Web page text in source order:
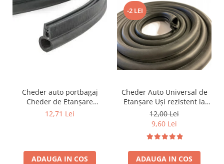
Cheder auto portbagaj
Cheder de Etanșare
Profesional din Cauciuc -
Liniar
12,71 Lei
ADAUGA IN COS
-2 LEI
Cheder Auto Universal de
Etanșare Uși rezistent la
intemperii, raze UV,
îmbătrânire și temperaturi
extreme
12,00 Lei
9,60 Lei
ADAUGA IN COS